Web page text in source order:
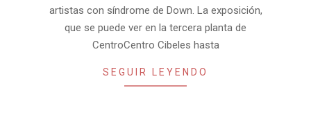
artistas con síndrome de Down. La exposición,
que se puede ver en la tercera planta de
CentroCentro Cibeles hasta
SEGUIR LEYENDO